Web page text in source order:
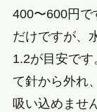
400〜600円で
だけですが、
1.2が目安で
て針から外れ
吸い込めませ